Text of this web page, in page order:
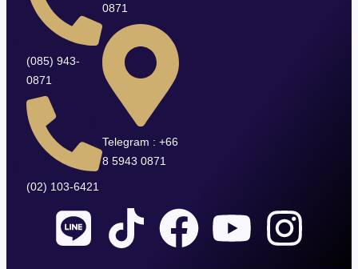
(085) 943-
0871
(02) 103-6421
0871
Telegram : +66
8 5943 0871